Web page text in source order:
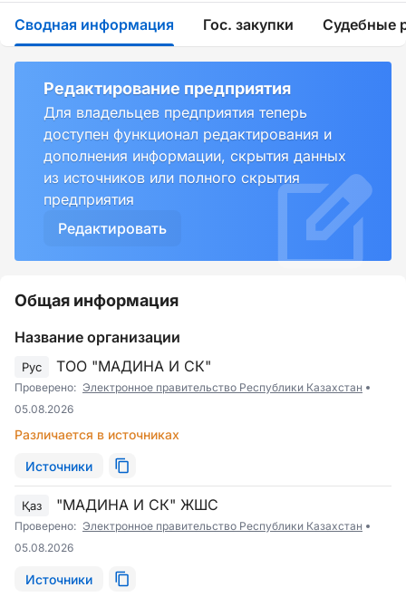
Сводная информация Гос. закупки Судебные
Редактирование предприятия
Для владельцев предприятия теперь
доступен функционал редактирования и
дополнения информации, скрытия данных
из источников или полного скрытия
предприятия
Редактировать
Общая информация
Название организации
Рус ТОО "МАДИНА И СК"
Проверено: Электронное правительство Республики Казахстан
05.08.2026
Различается в источниках
Источники
Қаз "МАДИНА И СК" ЖШС
Проверено: Электронное правительство Республики Казахстан
05.08.2026
Источники